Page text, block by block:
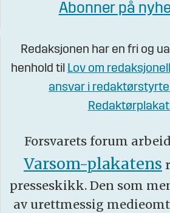
Abonner på
Redaksjonen har en fri og
henhold til Lov om
ansvar i
Forsvarets forum
Varsom-plakatens
presseskikk. Den som
av urettmessig